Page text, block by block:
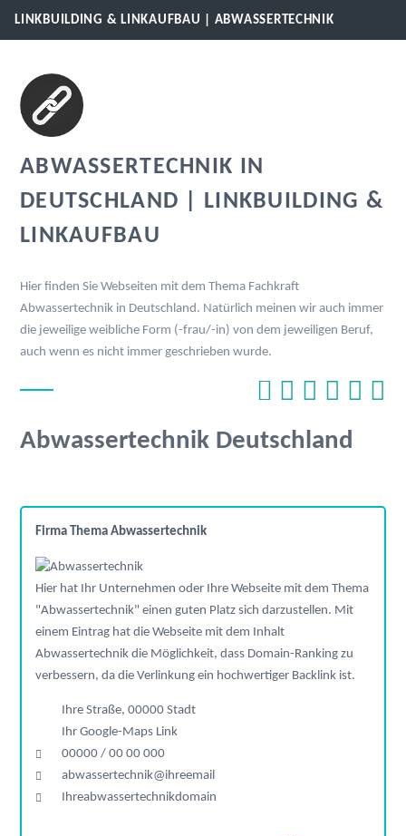
LINKBUILDING & LINKAUFBAU | ABWASSERTECHNIK
ABWASSERTECHNIK IN
DEUTSCHLAND | LINKBUILDING &
LINKAUFBAU
Hier finden Sie Webseiten mit dem Thema Fachkraft
Abwassertechnik in Deutschland. Natürlich meinen wir auch immer
die jeweilige weibliche Form (-frau/-in) von dem jeweiligen Beruf,
auch wenn es nicht immer geschrieben wurde.
Abwassertechnik Deutschland
Firma Thema Abwassertechnik
Hier hat Ihr Unternehmen oder Ihre Webseite mit dem Thema
"Abwassertechnik" einen guten Platz sich darzustellen. Mit
einem Eintrag hat die Webseite mit dem Inhalt
Abwassertechnik die Möglichkeit, dass Domain-Ranking zu
verbessern, da die Verlinkung ein hochwertiger Backlink ist.
Ihre Straße, 00000 Stadt
Ihr Google-Maps Link
00000 / 00 00 000
abwassertechnik@ihreemail
Ihreabwassertechnikdomain